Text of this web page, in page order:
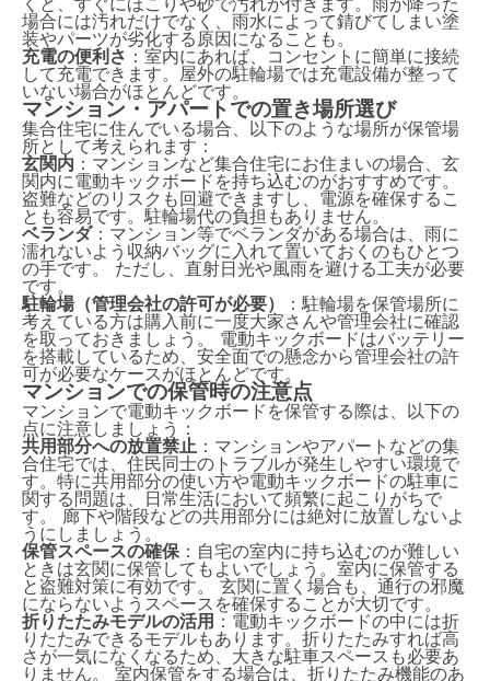
くと、すぐにほこりや砂で汚れが付きます。雨が降った
場合には汚れだけでなく、雨水によって錆びてしまい塗
装やパーツが劣化する原因になることも。
充電の便利さ ：室内にあれば、コンセントに簡単に接続
して充電できます。屋外の駐輪場では充電設備が整って
いない場合がほとんどです。
マンション・アパートでの置き場所選び
集合住宅に住んでいる場合、以下のような場所が保管場
所として考えられます：
玄関内 ：マンションなど集合住宅にお住まいの場合、玄
関内に電動キックボードを持ち込むのがおすすめです。
盗難などのリスクも回避できますし、電源を確保するこ
とも容易です。駐輪場代の負担もありません。
ベランダ ：マンション等でベランダがある場合は、雨に
濡れないよう収納バッグに入れて置いておくのもひとつ
の手です。 ただし、直射日光や風雨を避ける工夫が必要
です。
駐輪場（管理会社の許可が必要）
：駐輪場を保管場所に
考えている方は購入前に一度大家さんや管理会社に確認
を取っておきましょう。 電動キックボードはバッテリー
を搭載しているため、安全面での懸念から管理会社の許
可が必要なケースがほとんどです。
マンションでの保管時の注意点
マンションで電動キックボードを保管する際は、以下の
点に注意しましょう：
共用部分への放置禁止 ：マンションやアパートなどの集
合住宅では、住民同士のトラブルが発生しやすい環境で
す。特に共用部分の使い方や電動キックボードの駐車に
関する問題は、日常生活において頻繁に起こりがちで
す。 廊下や階段などの共用部分には絶対に放置しないよ
うにしましょう。
保管スペースの確保：自宅の室内に持ち込むのが難しい
ときは玄関に保管してもよいでしょう。室内に保管する
と盗難対策に有効です。 玄関に置く場合も、通行の邪魔
にならないようスペースを確保することが大切です。
折りたたみモデルの活用
：電動キックボードの中には折
りたたみできるモデルもあります。折りたたみすれば高
さが一気になくなるため、大きな駐車スペースも必要あ
りません。 室内保管をする場合は、折りたたみ機能のあ